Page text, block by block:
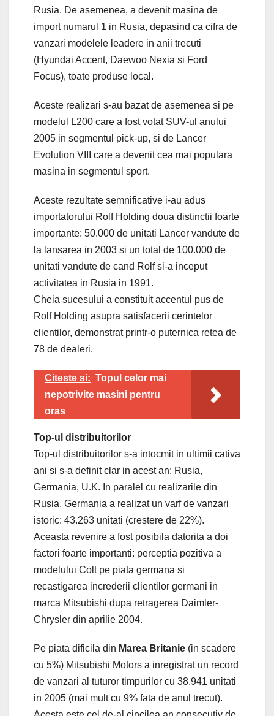
Rusia. De asemenea, a devenit masina de
import numarul 1 in Rusia, depasind ca cifra de
vanzari modelele leadere in anii trecuti
(Hyundai Accent, Daewoo Nexia si Ford
Focus), toate produse local.
Aceste realizari s-au bazat de asemenea si pe
modelul L200 care a fost votat SUV-ul anului
2005 in segmentul pick-up, si de Lancer
Evolution VIII care a devenit cea mai populara
masina in segmentul sport.
Aceste rezultate semnificative i-au adus
importatorului Rolf Holding doua distinctii foarte
importante: 50.000 de unitati Lancer vandute de
la lansarea in 2003 si un total de 100.000 de
unitati vandute de cand Rolf si-a inceput
activitatea in Rusia in 1991.
Cheia sucesului a constituit accentul pus de
Rolf Holding asupra satisfacerii cerintelor
clientilor, demonstrat printr-o puternica retea de
78 de dealeri.
Citeste si: Topul celor mai
nepotrivite masini pentru
oras
Top-ul distribuitorilor
Top-ul distribuitorilor s-a intocmit in ultimii cativa
ani si s-a definit clar in acest an: Rusia,
Germania, U.K. In paralel cu realizarile din
Rusia, Germania a realizat un varf de vanzari
istoric: 43.263 unitati (crestere de 22%).
Aceasta revenire a fost posibila datorita a doi
factori foarte importanti: perceptia pozitiva a
modelului Colt pe piata germana si
recastigarea increderii clientilor germani in
marca Mitsubishi dupa retragerea Daimler-
Chrysler din aprilie 2004.
Pe piata dificila din Marea Britanie (in scadere
cu 5%) Mitsubishi Motors a inregistrat un record
de vanzari al tuturor timpurilor cu 38.941 unitati
in 2005 (mai mult cu 9% fata de anul trecut).